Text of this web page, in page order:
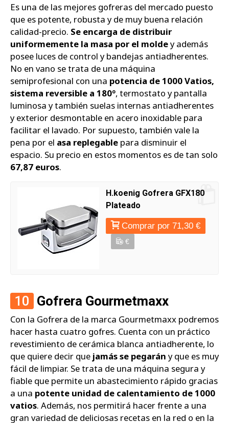
Es una de las mejores gofreras del mercado puesto
que es potente, robusta y de muy buena relación
calidad-precio. Se encarga de distribuir
uniformemente la masa por el moldey además
posee luces de control y bandejas antiadherentes.
No en vano se trata de una máquina
semiprofesional con una potencia de 1000 Vatios,
sistema reversible a 180º, termostato y pantalla
luminosa y también suelas internas antiadherentes
y exterior desmontable en acero inoxidable para
facilitar el lavado. Por supuesto, también vale la
pena por el asa replegable para disminuir el
espacio. Su precio en estos momentos es de tan solo
67,87 euros.
H.koenig Gofrera GFX180
Plateado
Comprar por 71,30 €
€
10 Gofrera Gourmetmaxx
Con la Gofrera de la marca Gourmetmaxx podremos
hacer hasta cuatro gofres. Cuenta con un práctico
revestimiento de cerámica blanca antiadherente, lo
que quiere decir que jamás se pegarán y que es muy
fácil de limpiar. Se trata de una máquina segura y
fiable que permite un abastecimiento rápido gracias
a una potente unidad de calentamiento de 1000
vatios. Además, nos permitirá hacer frente a una
gran variedad de deliciosas recetas en la red o en la